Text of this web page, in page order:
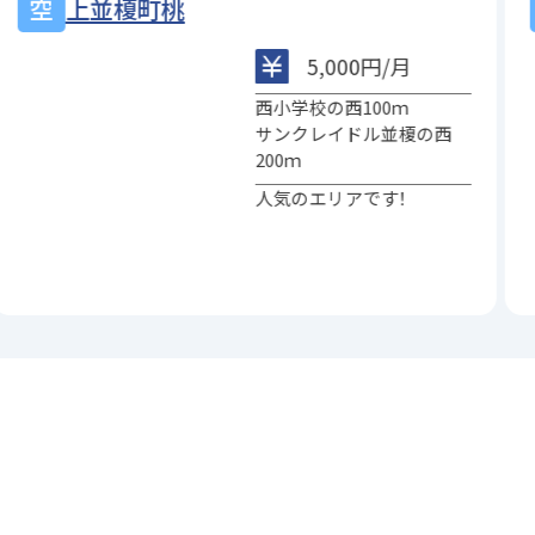
上並榎町桃
5,000円/月
西小学校の西100ｍ
サンクレイドル並榎の西
200ｍ
人気のエリアです！